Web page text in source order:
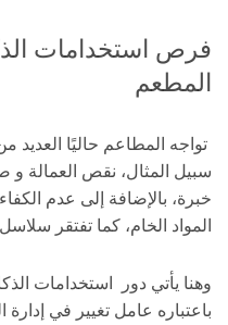
فرص استخدامات
المطعم
تواجه المطاعم حاليًا العديد
سبيل المثال، نقص العمالة
خبرة، بالإضافة إلى عدم
المواد الخام، كما تفتقر
وهنا يأتي دور استخدامات
باعتباره عامل تغيير في